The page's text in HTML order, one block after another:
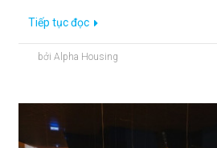
Tiếp tục đọc
bởi Alpha Housing